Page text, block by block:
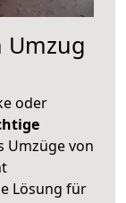
Umzug
oder
Umzüge von
Lösung für